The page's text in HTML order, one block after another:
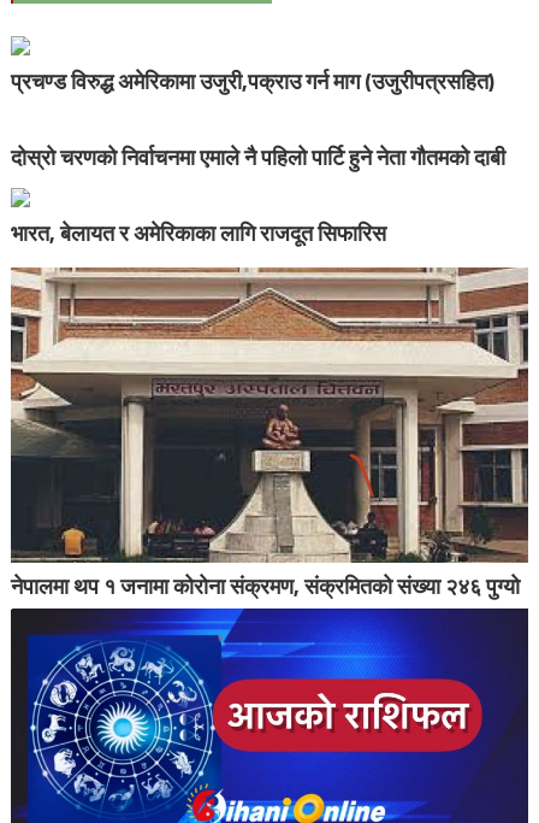
प्रचण्ड विरुद्ध अमेरिकामा उजुरी,पक्राउ गर्न माग (उजुरीपत्रसहित)
दोस्रो चरणको निर्वाचनमा एमाले नै पहिलो पार्टि हुने नेता गौतमको दाबी
भारत, बेलायत र अमेरिकाका लागि राजदूत सिफारिस
नेपालमा थप १ जनामा कोरोना संक्रमण, संक्रमितको संख्या २४६ पुग्यो